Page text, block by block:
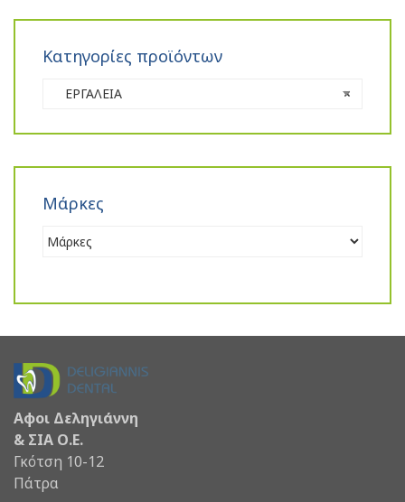
Κατηγορίες προϊόντων
×
ΕΡΓΑΛΕΙΑ
Μάρκες
Αφοι Δεληγιάννη
& ΣΙΑ Ο.Ε.
Γκότση 10-12
Πάτρα